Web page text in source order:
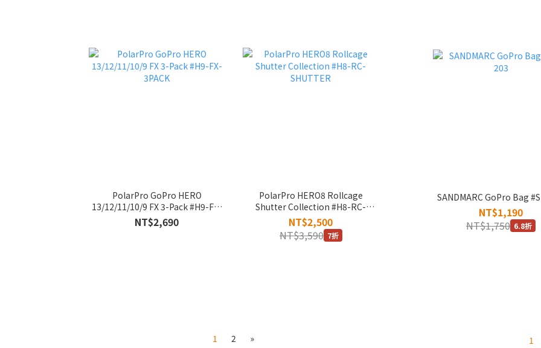
PolarPro GoPro HERO
13/12/11/10/9 FX 3-Pack #H9-FX-
3PACK
NT$2,690
PolarPro HERO8 Rollcage
Shutter Collection #H8-RC-
SHUTTER
NT$2,500
NT$3,590 7折
1 2 »
SANDMARC GoPro Bag
NT$1,190
NT$1,750 6.8折
1